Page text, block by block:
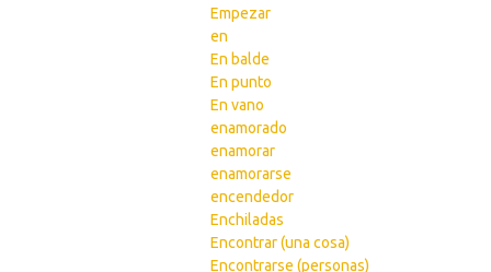
Empezar
en
En balde
En punto
En vano
enamorado
enamorar
enamorarse
encendedor
Enchiladas
Encontrar (una cosa)
Encontrarse (personas)